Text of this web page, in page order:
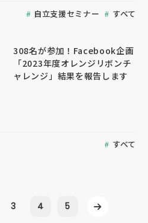
自立支援セミナー すべて
308名が参加！Facebook企画
「2023年度オレンジリボンチ
ャレンジ」結果を報告します
すべて
3 4 5